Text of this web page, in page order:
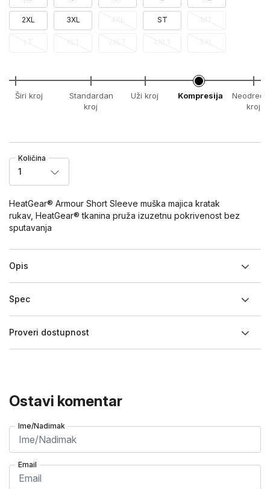
2XL 3XL ST
4XLT
Širi kroj
Standardan
kroj
Uži kroj Kompresija
kroj
Količina
1
HeatGear® Armour Short Sleeve muška majica kratak
rukav, HeatGear® tkanina pruža izuzetnu pokrivenost bez
sputavanja
Opis
Spec
Proveri dostupnost
Ostavi komentar
Ime/Nadimak
Email